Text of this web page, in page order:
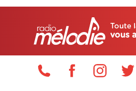
Toute
vous